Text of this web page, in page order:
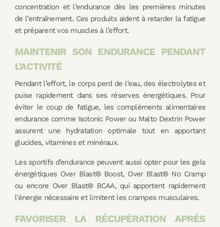
concentration et l’endurance dès les premières minutes
de l’entraînement. Ces produits aident à retarder la fatigue
et préparent vos muscles à l’effort.
MAINTENIR SON ENDURANCE PENDANT
L’ACTIVITÉ
Pendant l’effort, le corps perd de l’eau, des électrolytes et
puise rapidement dans ses réserves énergétiques. Pour
éviter le coup de fatigue, les compléments alimentaires
endurance comme Isotonic Power ou Malto Dextrin Power
assurent une hydratation optimale tout en apportant
glucides, vitamines et minéraux.
Les sportifs d’endurance peuvent aussi opter pour les gels
énergétiques Over Blast® Boost, Over Blast® No Cramp
ou encore Over Blast® BCAA, qui apportent rapidement
l’énergie nécessaire et limitent les crampes musculaires.
FAVORISER LA RÉCUPÉRATION APRÈS